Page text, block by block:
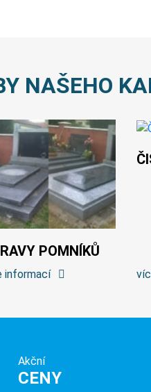
NAŠEHO
POMNÍKŮ
informací
Akční
CENY